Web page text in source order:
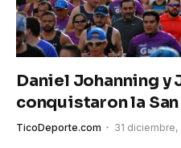
Daniel Johanning y
conquistaron la
TicoDeporte.com 31 diciembre,